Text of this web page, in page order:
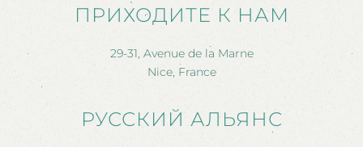
ПРИХОДИТЕ К НАМ
29-31, Avenue de la Marne
Nice, France
РУССКИЙ АЛЬЯНС